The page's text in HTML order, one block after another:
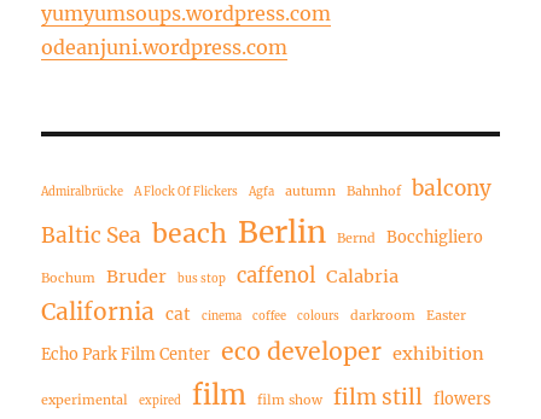
yumyumsoups.wordpress.com
odeanjuni.wordpress.com
Admiralbrücke A Flock Of Flickers Agfa autumn Bahnhof
balcony
Baltic Sea beach Berlin Bernd Bocchigliero
Bochum Bruder bus stop caffenol Calabria
California cat cinema coffee colours darkroom Easter
Echo Park Film Center eco developer exhibition
experimental expired film film show film still flowers